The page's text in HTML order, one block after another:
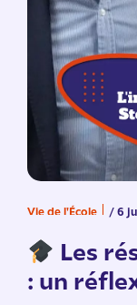
Vie de l'École / 6
Les
: un